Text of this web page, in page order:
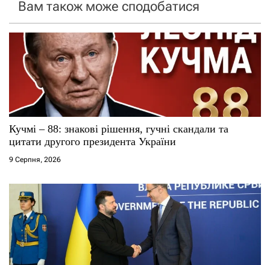
о
п
и
с
м
а
с
і
в
Вам також може сподобатися
Кучмі – 88: знакові рішення, гучні скандали та
цитати другого президента України
9 Серпня, 2026